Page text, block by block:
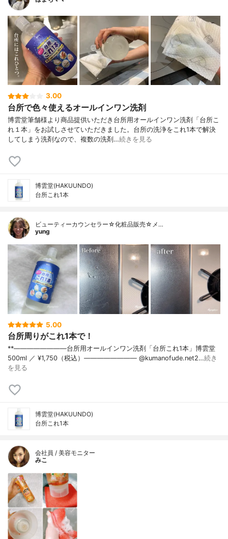
3.00
台所で色々使えるオールインワン洗剤
博雲堂筆舗様より商品提供いただき台所用オールインワン洗剤「台所こ
れ１本」をお試しさせていただきました。台所の洗浄をこれ1本で解決
してしまう洗剤なので、複数の洗剤…続きを見る
博雲堂(HAKUUNDO)
台所これ1本
ビューティーカウンセラー☆化粧品販売☆メ…
yung
5.00
台所周りがこれ1本で！
**————————⁡台所用オールインワン洗剤「台所これ1本」⁡博雲堂
⁡500ml ／ ¥1,750（税込）⁡———————— @kumanofude.net2…続き
を見る
博雲堂(HAKUUNDO)
台所これ1本
会社員 / 美容モニター
みこ